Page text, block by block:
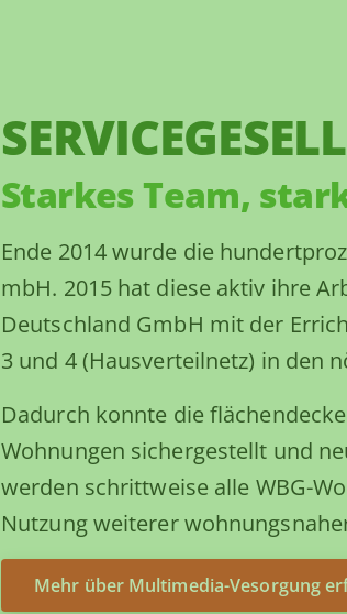
Starkes Team,
Ende 2014 wurde die
mbH. 2015 hat diese aktiv ihre
Deutschland GmbH mit der
3 und 4 (Hausverteilnetz) in den
Dadurch konnte die
Wohnungen sichergestellt und
werden schrittweise alle WBG-
Nutzung weiterer
Mehr über Multimedia-Vesorgung